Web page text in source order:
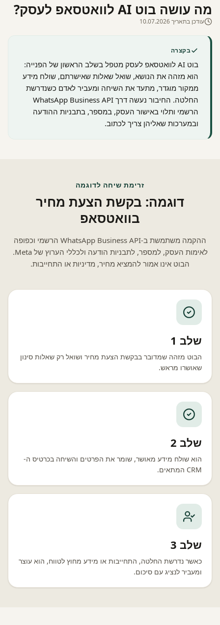
מה עושה בוט AI לוואטסאפ לעסק?
עודכן בתאריך 10.07.2026
בקצרה
בוט AI לוואטסאפ לעסק מטפל בשלב הראשון של הפנייה:
הוא מזהה את הנושא, שואל שאלות שאישרתם, שולח מידע
ממקור מוגדר, מתעד את השיחה ומעביר לאדם כשנדרשת
החלטה. החיבור נעשה דרך WhatsApp Business API
הרשמי ותלוי באישור העסק, במספר, בתבניות ההודעה
ובמערכות שאליהן צריך לכתוב.
זרימת שיחה לדוגמה
דוגמה: בקשת הצעת מחיר
בוואטסאפ
ההקמה משתמשת ב-WhatsApp Business API הרשמי וכפופה
לאימות העסק, למספר, לתבניות הודעה ולכללי הערוץ של Meta.
הבוט אינו אמור להמציא מחיר, מדיניות או התחייבות.
שלב 1
הבוט מזהה שמדובר בבקשת הצעת מחיר ושואל רק שאלות סינון
שאושרו מראש.
שלב 2
הוא שולח מידע מאושר, שומר את הפרטים והשיחה בכרטיס ה-
CRM המתאים.
שלב 3
כאשר נדרשת החלטה, התחייבות או מידע מחוץ לטווח, הוא עוצר
ומעביר לנציג עם סיכום.